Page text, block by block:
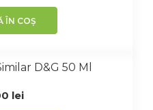
ÎN COȘ
D&G 50 Ml
lei